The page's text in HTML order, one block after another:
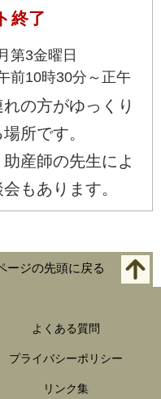
終了
第3金曜日
前10時30分～正午
の方がゆっくり
所です。
助産師の先生によ
もあります。
ージの先頭に戻る
よくある質問
プライバシーポリシー
リンク集